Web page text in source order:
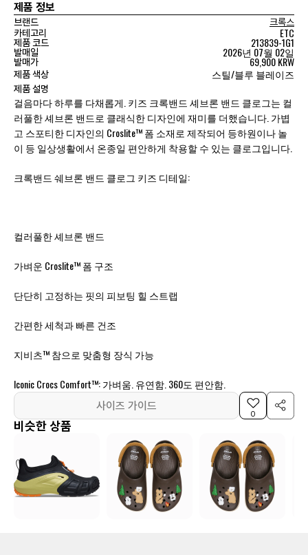
제품 정보
브랜드
크록스
카테고리
ETC
제품 코드 213839-1G1
발매일 2026년 07월 02일
발매가 69,900 KRW
제품 색상 스틸/블루 블레이즈
제품 설명
걸음마다 하루를 다채롭게. 키즈 크록밴드 셰브론 밴드 클로그는 컬
러풀한 셰브론 밴드로 클래식한 디자인에 재미를 더했습니다. 가볍
고 스포티한 디자인의 Croslite™ 폼 소재로 제작되어 등하원이나 놀
이 등 일상생활에서 온종일 편안하게 착용할 수 있는 클로그입니다.
크록밴드 쉐브론 밴드 클로그 키즈 디테일:
컬러풀한 셰브론 밴드
가벼운 Croslite™ 폼 구조
단단히 고정하는 핏의 피보팅 힐 스트랩
간편한 세척과 빠른 건조
지비츠™ 참으로 맞춤형 장식 가능
Iconic Crocs Comfort™: 가벼움. 유연함. 360도 편안함.
사이즈 가이드
0
비슷한 상품